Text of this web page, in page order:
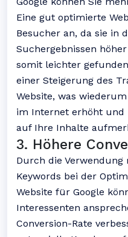
Eine gut optimierte
Besucher an, da sie in
Suchergebnissen
somit leichter
einer Steigerung des
Website, was
im Internet erhöht und
auf Ihre Inhalte
3. Höhere
Durch die Verwendung
Keywords bei der
Website für Google
Interessenten
Conversion-Rate